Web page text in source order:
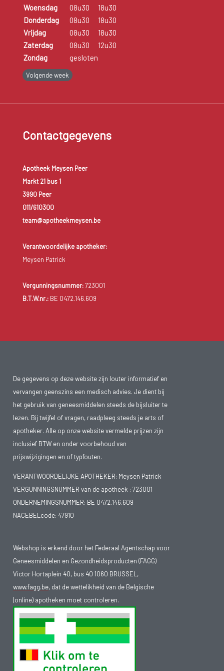
Woensdag
08u30
18u30
Donderdag
08u30
18u30
Vrijdag
08u30
18u30
Zaterdag
08u30
12u30
Zondag
gesloten
Volgende week
Contactgegevens
Apotheek Meysen Peer
Markt 21 bus 1
3990 Peer
011/610300
team@apotheekmeysen.be
Verantwoordelijke apotheker:
Meysen Patrick
Vergunningsnummer:723001
B.T.W.nr.:BE 0472.146.609
De gegevens op deze website zijn louter informatief en
vervangen geenszins een medisch advies. Je dient bij
het gebruik van geneesmiddelen steeds de bijsluiter te
lezen. Bij twijfel of vragen, raadpleeg steeds je arts of
apotheker. Alle op onze website vermelde prijzen zijn
inclusief BTW en onder voorbehoud van
prijswijzigingen en of typfouten.
VERANTWOORDELIJKE APOTHEKER: Meysen Patrick
VERGUNNINGSNUMMER van de apotheek : 723001
ONDERNEMINGSNUMMER: BE 0472.146.609
NACEBELcode: 47910
Webshop is erkend door het Federaal Agentschap voor
Geneesmiddelen en Gezondheidsproducten (FAGG)
Victor Hortaplein 40, bus 40 1060 BRUSSEL,
www.fagg.be, dat de wettelikheid van de Belgische
(online) apotheken moet controleren.